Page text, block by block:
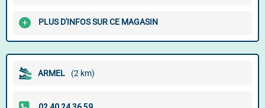
PLUS D'INFOS SUR CE MAGASIN
ARMEL (2 km)